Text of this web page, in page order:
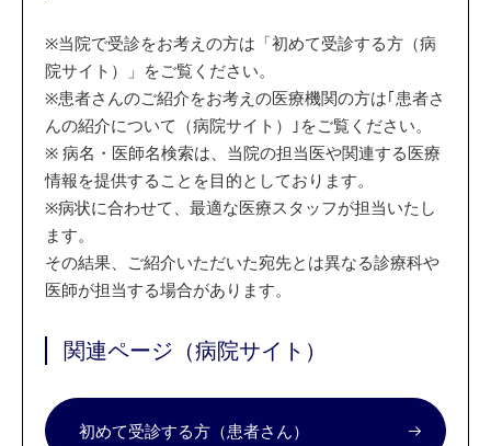
※当院で受診をお考えの方は「初めて受診する方（病
院サイト）」をご覧ください。
※患者さんのご紹介をお考えの医療機関の方は｢患者さ
んの紹介について（病院サイト）｣をご覧ください。
※ 病名・医師名検索は、当院の担当医や関連する医療
情報を提供することを目的としております。
※病状に合わせて、最適な医療スタッフが担当いたし
ます。
その結果、ご紹介いただいた宛先とは異なる診療科や
医師が担当する場合があります。
関連ページ（病院サイト）
初めて受診する方（患者さん）